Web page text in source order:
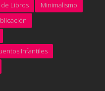
Libros
Minimalismo
Infantiles